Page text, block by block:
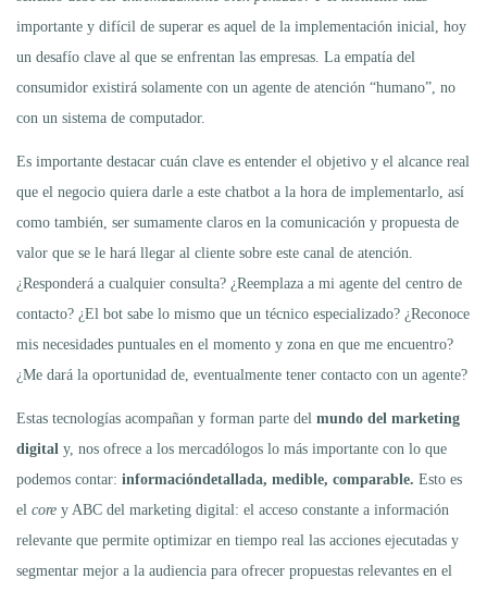
importante y difícil de superar es aquel de la implementación inicial, hoy
un desafío clave al que se enfrentan las empresas. La empatía del
consumidor existirá solamente con un agente de atención “humano”, no
con un sistema de computador.
Es importante destacar cuán clave es entender el objetivo y el alcance real
que el negocio quiera darle a este chatbot a la hora de implementarlo, así
como también, ser sumamente claros en la comunicación y propuesta de
valor que se le hará llegar al cliente sobre este canal de atención.
¿Responderá a cualquier consulta? ¿Reemplaza a mi agente del centro de
contacto? ¿El bot sabe lo mismo que un técnico especializado? ¿Reconoce
mis necesidades puntuales en el momento y zona en que me encuentro?
¿Me dará la oportunidad de, eventualmente tener contacto con un agente?
Estas tecnologías acompañan y forman parte del mundo del marketing
digital y, nos ofrece a los mercadólogos lo más importante con lo que
podemos contar: informacióndetallada, medible, comparable. Esto es
el core y ABC del marketing digital: el acceso constante a información
relevante que permite optimizar en tiempo real las acciones ejecutadas y
segmentar mejor a la audiencia para ofrecer propuestas relevantes en el